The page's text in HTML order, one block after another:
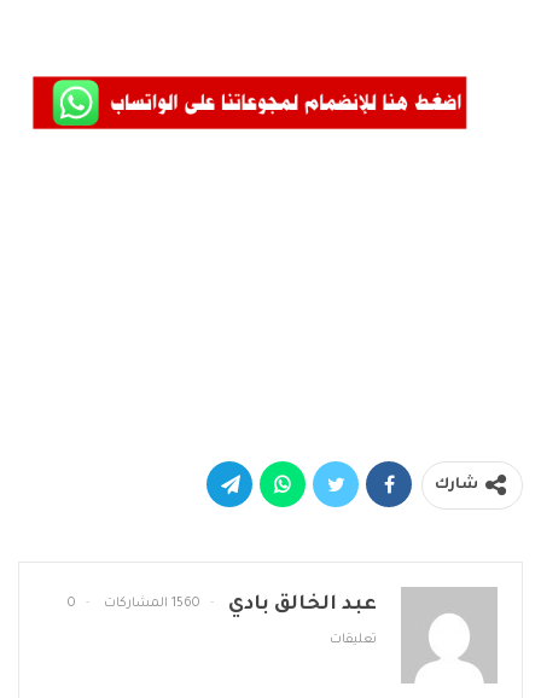
شارك
عبد الخالق بادي 1560 المشاركات 0
تعليقات